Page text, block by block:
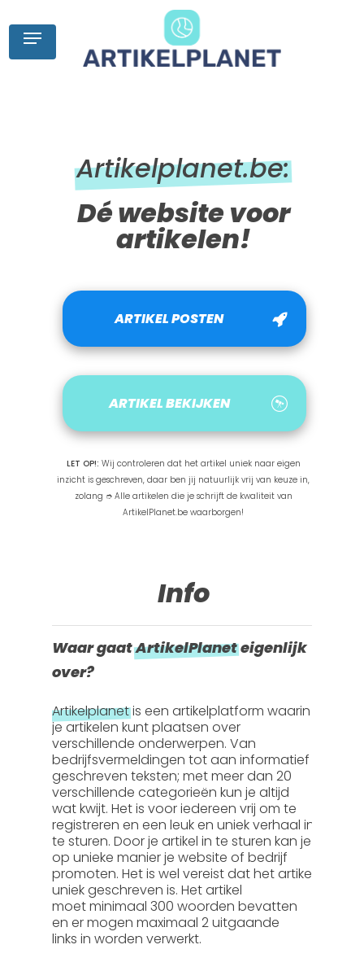
content
Menu
Artikelplanet.be:
Dé website voor
artikelen!
ARTIKEL POSTEN
ARTIKEL BEKIJKEN
LET OP!: Wij controleren dat het artikel uniek naar eigen
inzicht is geschreven, daar ben jij natuurlijk vrij van keuze in,
zolang ➮ Alle artikelen die je schrijft de kwaliteit van
ArtikelPlanet.be waarborgen!
Info
Waar gaatArtikelPlaneteigenlijk
over?
Artikelplanetis een artikelplatform waarin
je artikelen kunt plaatsen over
verschillende onderwerpen. Van
bedrijfsvermeldingen tot aan informatief
geschreven teksten; met meer dan 20
verschillende categorieën kun je altijd
wat kwijt. Het is voor iedereen vrij om te
registreren en een leuk en uniek verhaal in
te sturen. Door je artikel in te sturen kan je
op unieke manier je website of bedrijf
promoten. Het is wel vereist dat het artikel
uniek geschreven is. Het artikel
moetminimaal 300 woorden bevatten
en er mogenmaximaal 2 uitgaande
links in worden verwerkt.